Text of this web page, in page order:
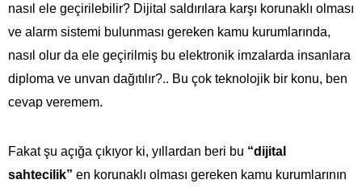
nasıl ele geçirilebilir? Dijital saldırılara karşı korunaklı olması
ve alarm sistemi bulunması gereken kamu kurumlarında,
nasıl olur da ele geçirilmiş bu elektronik imzalarda insanlara
diploma ve unvan dağıtılır?.. Bu çok teknolojik bir konu, ben
cevap veremem.
Fakat şu açığa çıkıyor ki, yıllardan beri bu “dijital
sahtecilik” en korunaklı olması gereken kamu kurumlarının